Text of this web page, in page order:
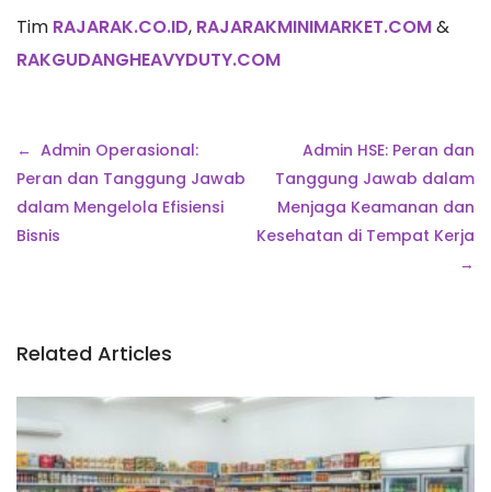
Tim RAJARAK.CO.ID, RAJARAKMINIMARKET.COM&
RAKGUDANGHEAVYDUTY.COM
Navigasi
pos
Admin Operasional:
Peran dan Tanggung Jawab
dalam Mengelola Efisiensi
Bisnis
Admin HSE: Peran dan
Tanggung Jawab dalam
Menjaga Keamanan dan
Kesehatan di Tempat Kerja
Related Articles